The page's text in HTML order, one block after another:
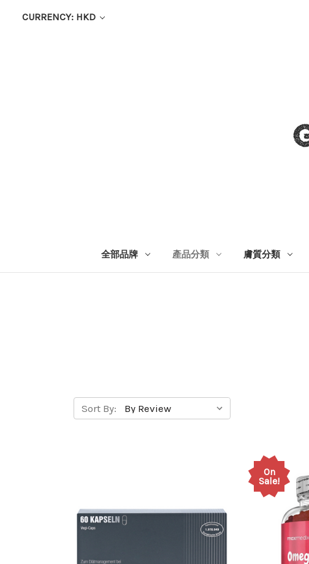
CURRENCY: HKD
全部品牌 產品分類 膚質分類
Sort By:
On
Sale!